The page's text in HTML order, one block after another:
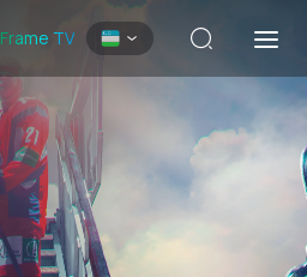
Frame TV